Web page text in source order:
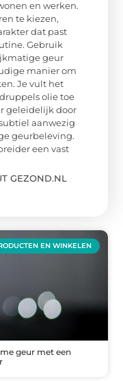
en werken.
te kiezen,
dat past
Gebruik
geur
manier om
Je vult het
olie toe
geleidelijk door
aanwezig
geurbeleving.
een vast
GEZOND.NL
EN WINKELEN
geur met een